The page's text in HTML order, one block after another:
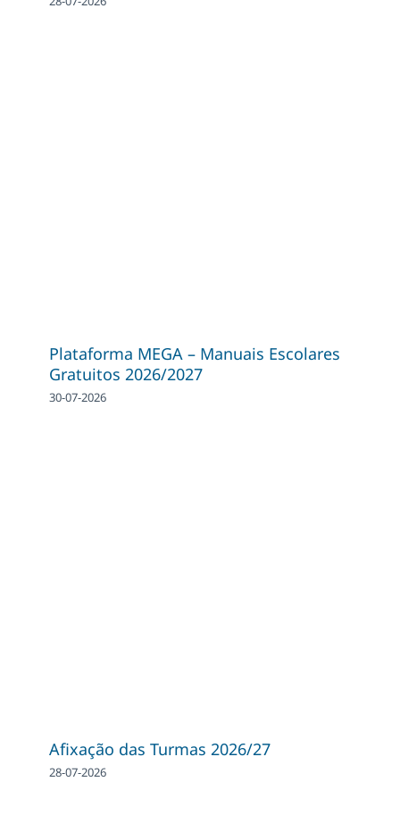
Plataforma MEGA – Manuais Escolares
Gratuitos 2026/2027
30-07-2026
Afixação das Turmas 2026/27
28-07-2026